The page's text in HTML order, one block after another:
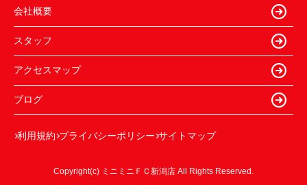
会社概要
スタッフ
アクセスマップ
ブログ
利用規約 プライバシーポリシー サイトマップ
Copyright(c) ミニミニＦＣ新潟店 All Rights Reserved.